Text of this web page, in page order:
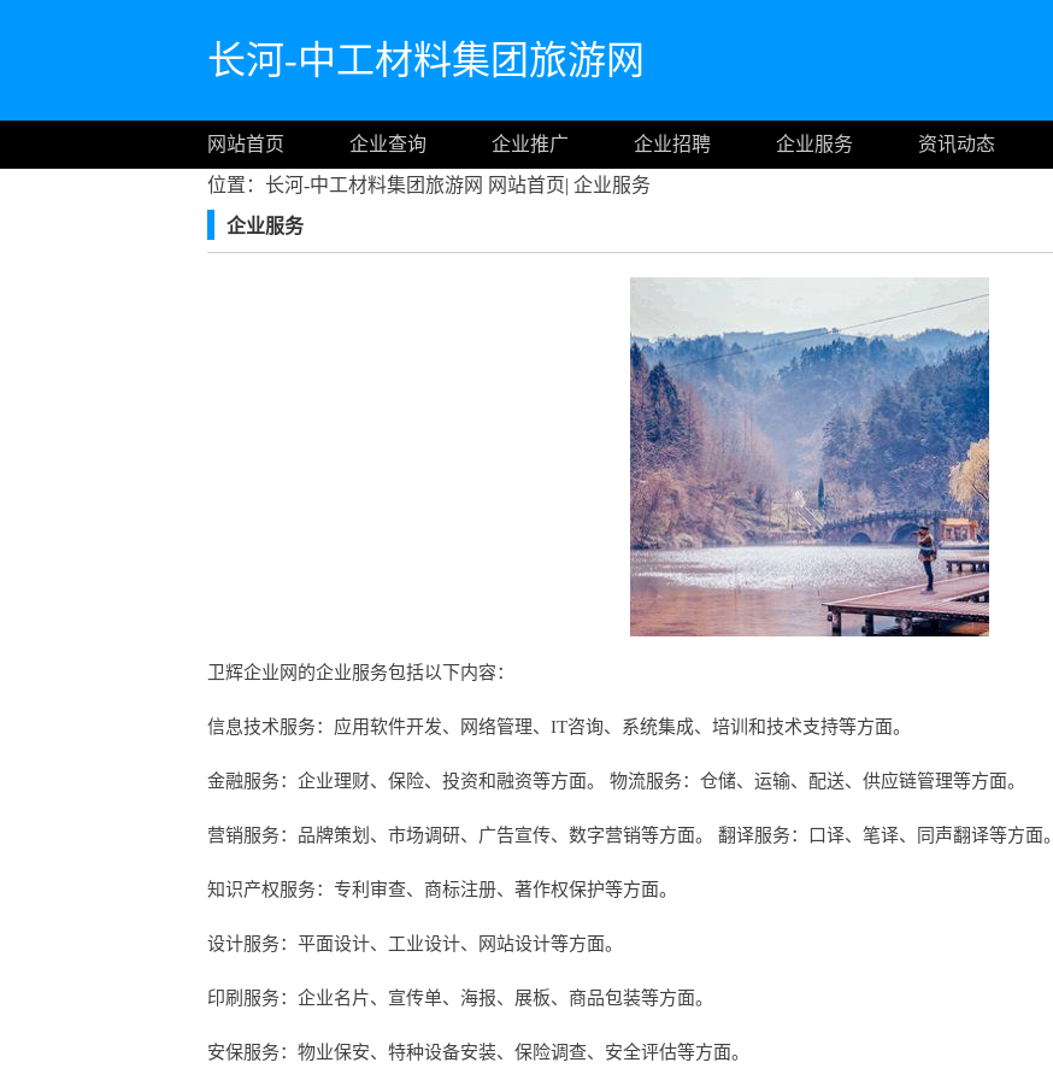
长河-中工材料集团旅游网
网站首页 企业查询 企业推广 企业招聘 企业服务 资讯动态
位置：长河-中工材料集团旅游网 网站首页| 企业服务
企业服务
卫辉企业网的企业服务包括以下内容：
信息技术服务：应用软件开发、网络管理、IT咨询、系统集成、培训和技术支持等方面。
金融服务：企业理财、保险、投资和融资等方面。 物流服务：仓储、运输、配送、供应链管理等方面。
营销服务：品牌策划、市场调研、广告宣传、数字营销等方面。 翻译服务：口译、笔译、同声翻译等方面。
知识产权服务：专利审查、商标注册、著作权保护等方面。
设计服务：平面设计、工业设计、网站设计等方面。
印刷服务：企业名片、宣传单、海报、展板、商品包装等方面。
安保服务：物业保安、特种设备安装、保险调查、安全评估等方面。